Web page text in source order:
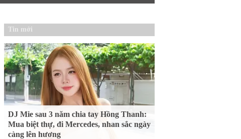
Tin mới
DJ Mie sau 3 năm chia tay Hồng Thanh:
Mua biệt thự, đi Mercedes, nhan sắc ngày
càng lên hương